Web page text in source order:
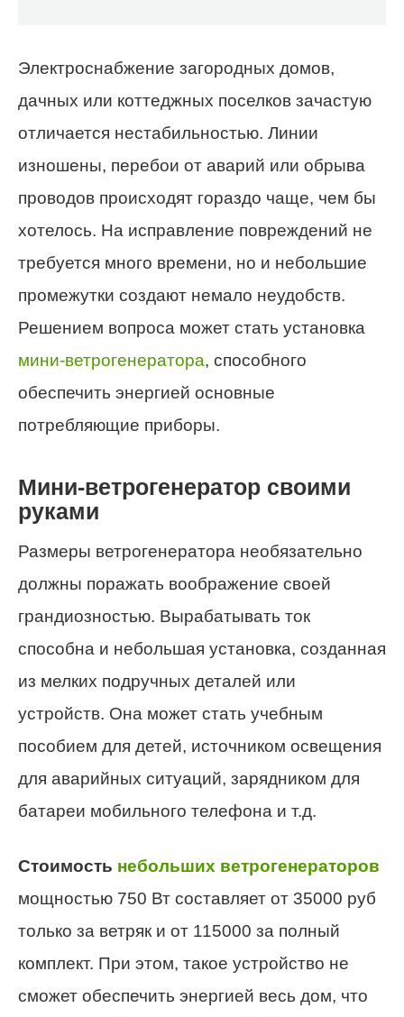
Электроснабжение загородных домов,
дачных или коттеджных поселков зачастую
отличается нестабильностью. Линии
изношены, перебои от аварий или обрыва
проводов происходят гораздо чаще, чем бы
хотелось. На исправление повреждений не
требуется много времени, но и небольшие
промежутки создают немало неудобств.
Решением вопроса может стать установка
мини-ветрогенератора, способного
обеспечить энергией основные
потребляющие приборы.
Мини-ветрогенератор своими
руками
Размеры ветрогенератора необязательно
должны поражать воображение своей
грандиозностью. Вырабатывать ток
способна и небольшая установка, созданная
из мелких подручных деталей или
устройств. Она может стать учебным
пособием для детей, источником освещения
для аварийных ситуаций, зарядником для
батареи мобильного телефона и т.д.
Стоимость небольших ветрогенераторов
мощностью 750 Вт составляет от 35000 руб
только за ветряк и от 115000 за полный
комплект. При этом, такое устройство не
сможет обеспечить энергией весь дом, что